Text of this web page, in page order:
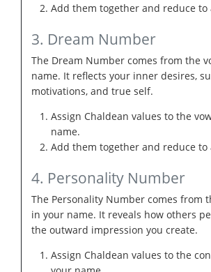
Add them together and reduce to
3. Dream Number
The Dream Number comes from the
name. It reflects your inner desires,
motivations, and true self.
Assign Chaldean values to the
name.
Add them together and reduce to
4. Personality Number
The Personality Number comes from
in your name. It reveals how others
the outward impression you create.
Assign Chaldean values to the